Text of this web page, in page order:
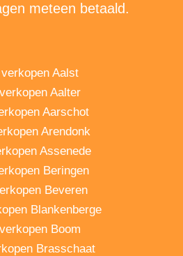
meteen betaald.
Aalst
Aalter
Aarschot
Arendonk
Assenede
Beringen
Beveren
Blankenberge
Boom
Brasschaat